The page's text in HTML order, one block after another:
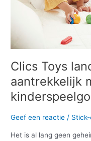
Clics Toys
aantrekkelijk
Geef een reactie /
Het is al lang geen
vanaf